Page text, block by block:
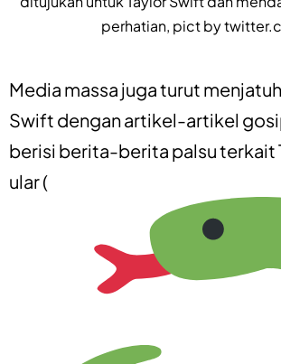
perhatian, pict by
Media massa juga turut
Swift dengan artikel-artikel
berisi berita-berita palsu terkait
ular (